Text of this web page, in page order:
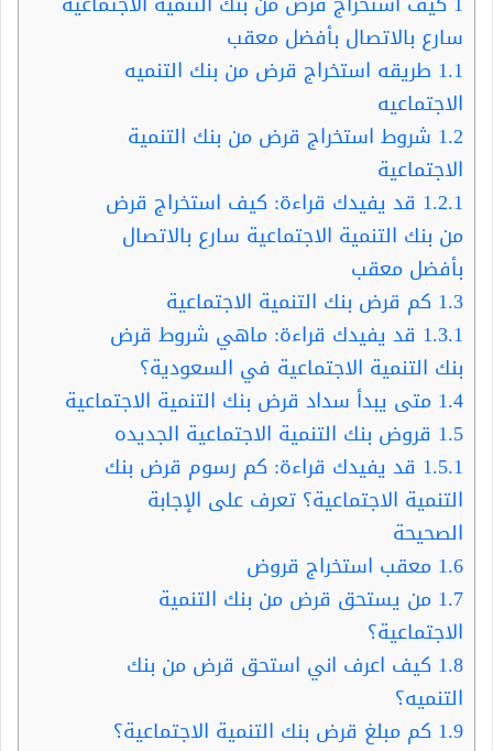
سارع بالاتصال بأفضل معقب
1.1 طريقه استخراج قرض من بنك التنميه
الاجتماعيه
1.2 شروط استخراج قرض من بنك التنمية
الاجتماعية
1.2.1 قد يفيدك قراءة: كيف استخراج قرض
من بنك التنمية الاجتماعية سارع بالاتصال
بأفضل معقب
1.3 كم قرض بنك التنمية الاجتماعية
1.3.1 قد يفيدك قراءة: ماهي شروط قرض
بنك التنمية الاجتماعية في السعودية؟
1.4 متى يبدأ سداد قرض بنك التنمية الاجتماعية
1.5 قروض بنك التنمية الاجتماعية الجديده
1.5.1 قد يفيدك قراءة: كم رسوم قرض بنك
التنمية الاجتماعية؟ تعرف على الإجابة
الصحيحة
1.6 معقب استخراج قروض
1.7 من يستحق قرض من بنك التنمية
الاجتماعية؟
1.8 كيف اعرف اني استحق قرض من بنك
التنميه؟
1.9 كم مبلغ قرض بنك التنمية الاجتماعية؟